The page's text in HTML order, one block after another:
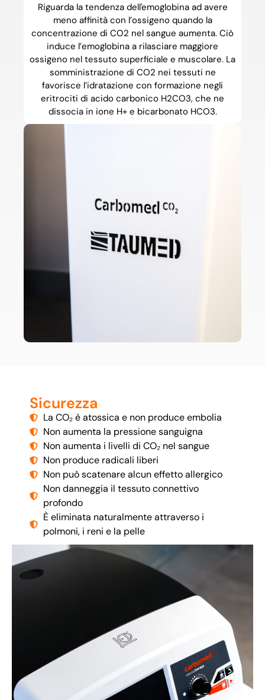
Riguarda la tendenza dell'emoglobina ad avere
meno affinità con l’ossigeno quando la
concentrazione di CO2 nel sangue aumenta. Ciò
induce l’emoglobina a rilasciare maggiore
ossigeno nel tessuto superficiale e muscolare. La
somministrazione di CO2 nei tessuti ne
favorisce l’idratazione con formazione negli
eritrociti di acido carbonico H2CO3, che ne
dissocia in ione H+ e bicarbonato HCO3.
Sicurezza
La CO₂ è atossica e non produce embolia
Non aumenta la pressione sanguigna
Non aumenta i livelli di CO₂ nel sangue
Non produce radicali liberi
Non può scatenare alcun effetto allergico
Non danneggia il tessuto connettivo
profondo
È eliminata naturalmente attraverso i
polmoni, i reni e la pelle